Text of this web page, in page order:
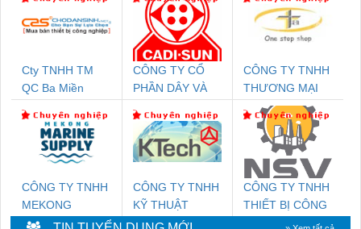
Cty TNHH TM
QC Ba Miền
CÔNG TY CỔ
PHẦN DÂY VÀ
THƯỢNG ĐÌNH
CÔNG TY TNHH
THƯƠNG MẠI
THIÊN ÂN VIỆT
NAM
CÔNG TY TNHH
MEKONG
MARINE SUPPLY
CÔNG TY TNHH
KỸ THUẬT
KTECH VIỆT
CÔNG TY TNHH
THIẾT BỊ CÔNG
NGHIỆP NIHON